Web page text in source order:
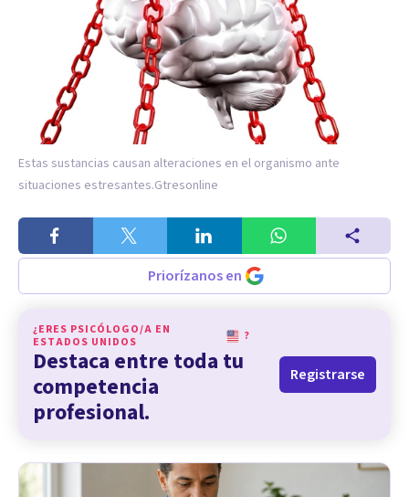
Estas sustancias causan alteraciones en el organismo ante
situaciones estresantes.Gtresonline
Priorízanos en
¿ERES PSICÓLOGO/A EN
ESTADOS UNIDOS
?
Destaca entre toda tu
competencia
profesional.
Registrarse